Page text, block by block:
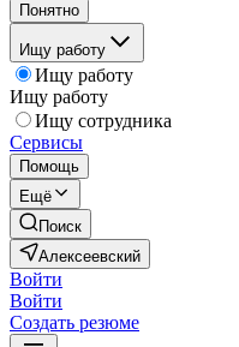
Понятно
Ищу работу
Ищу работу
Ищу работу
Ищу сотрудника
Сервисы
Помощь
Ещё
Поиск
Алексеевский
Войти
Войти
Создать резюме